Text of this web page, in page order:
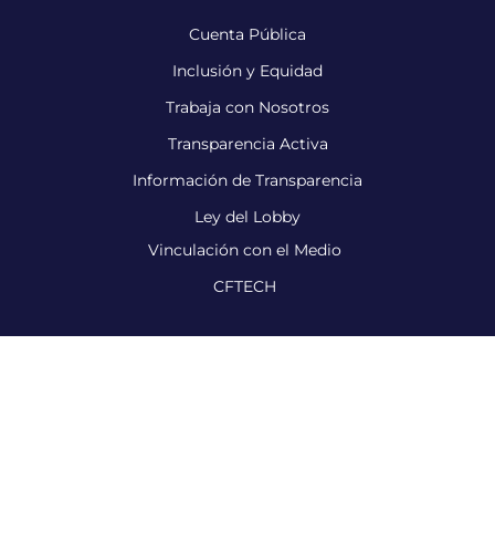
Cuenta Pública
Inclusión y Equidad
Trabaja con Nosotros
Transparencia Activa
Información de Transparencia
Ley del Lobby
Vinculación con el Medio
CFTECH